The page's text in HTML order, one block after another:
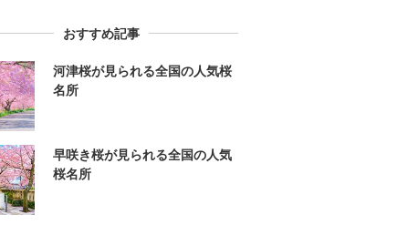
おすすめ記事
河津桜が見られる全国の人気桜
名所
早咲き桜が見られる全国の人気
桜名所